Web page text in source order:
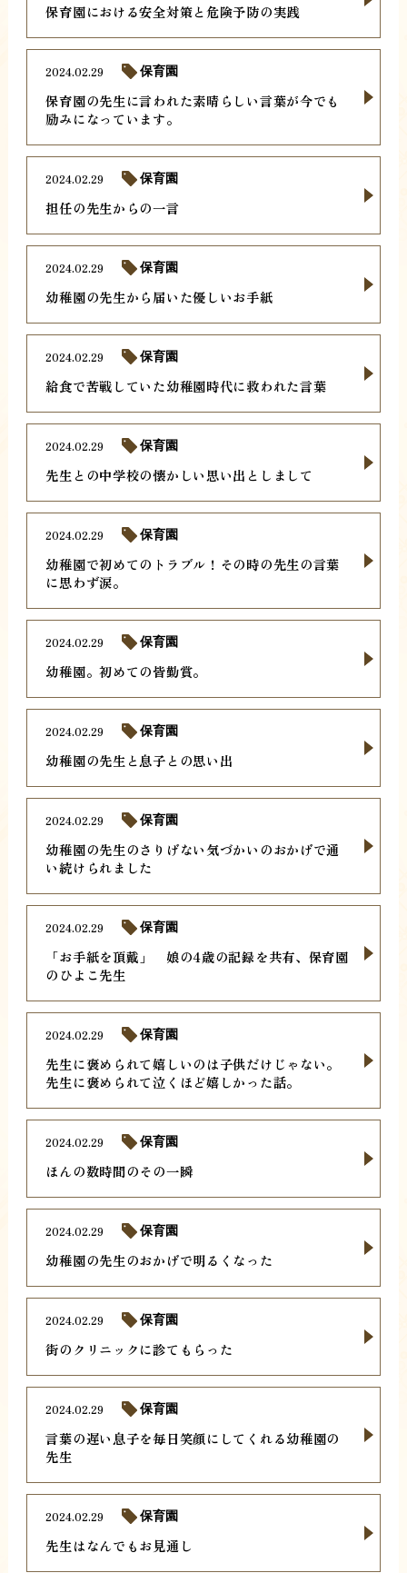
保育園における安全対策と危険予防の実践
保育園の先生に言われた素晴らしい言葉が今でも
励みになっています。
2024.02.29 保育園
担任の先生からの一言
2024.02.29 保育園
幼稚園の先生から届いた優しいお手紙
2024.02.29 保育園
給食で苦戦していた幼稚園時代に救われた言葉
2024.02.29 保育園
先生との中学校の懐かしい思い出としまして
2024.02.29 保育園
幼稚園で初めてのトラブル！その時の先生の言葉
に思わず涙。
2024.02.29 保育園
幼稚園。初めての皆勤賞。
2024.02.29 保育園
幼稚園の先生と息子との思い出
2024.02.29 保育園
幼稚園の先生のさりげない気づかいのおかげで通
い続けられました
2024.02.29 保育園
「お手紙を頂戴」 娘の4歳の記録を共有、保育園
のひよこ先生
2024.02.29 保育園
先生に褒められて嬉しいのは子供だけじゃない。
先生に褒められて泣くほど嬉しかった話。
2024.02.29 保育園
ほんの数時間のその一瞬
2024.02.29 保育園
幼稚園の先生のおかげで明るくなった
2024.02.29 保育園
街のクリニックに診てもらった
2024.02.29 保育園
言葉の遅い息子を毎日笑顔にしてくれる幼稚園の
先生
2024.02.29 保育園
先生はなんでもお見通し
2024.02.29 保育園